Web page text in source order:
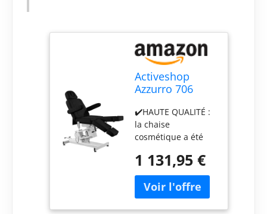
Activeshop
Azzurro 706
massage en
cuir synthétique
de qualité
supérieure avec
1 moteur Noir
Charge
maximale 200
kg 186 x 58 x
✔️HAUTE QUALITÉ :
la chaise
cosmétique a été
synthétique de
haute qualité et
durable et a une
finition minutieuse
1 131,95 €